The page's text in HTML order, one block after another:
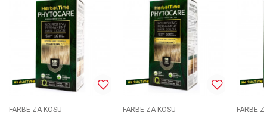
FARBE ZA KOSU FARBE ZA KOSU FARBE